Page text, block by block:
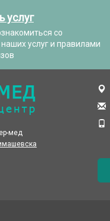
услуг
со
услуг и правилами
мед